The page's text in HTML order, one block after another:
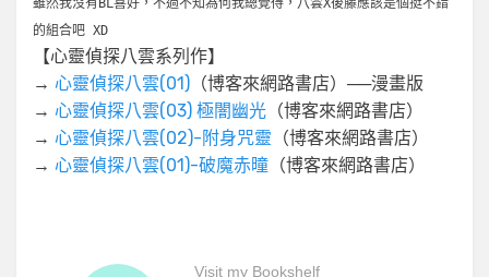
雖然我沒有BL喜好，不過不知為何我總覺得，八雲X後藤應該是個挺不錯
的組合吧 XD
【心靈偵探八雲系列作】
→ 心靈偵探八雲(01) （博客來網路書店）──漫畫版
→ 心靈偵探八雲(03) 極闇幽光 （博客來網路書店）
→ 心靈偵探八雲(02)-附身咒靈 （博客來網路書店）
→ 心靈偵探八雲(01)-破魔赤曈 （博客來網路書店）